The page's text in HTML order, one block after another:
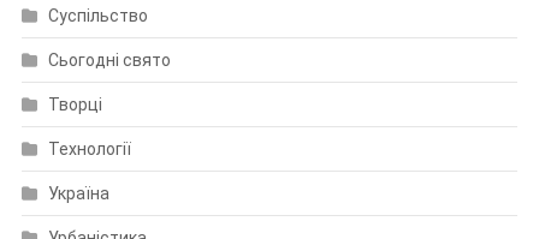
Суспільство
Сьогодні свято
Творці
Технології
Україна